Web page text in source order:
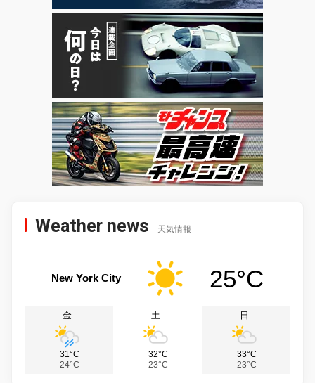
Weather news 天気情報
New York City 25°C
金
31°C
24°C
土
32°C
23°C
日
33°C
23°C